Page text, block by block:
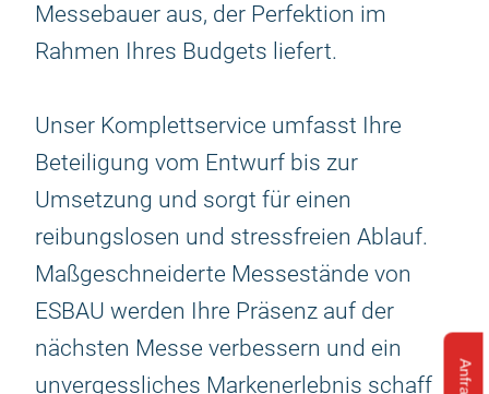
Messebauer aus, der Perfektion im
Rahmen Ihres Budgets liefert.
Unser Komplettservice umfasst Ihre
Beteiligung vom Entwurf bis zur
Umsetzung und sorgt für einen
reibungslosen und stressfreien Ablauf.
Maßgeschneiderte Messestände von
ESBAU werden Ihre Präsenz auf der
nächsten Messe verbessern und ein
unvergessliches Markenerlebnis schaff